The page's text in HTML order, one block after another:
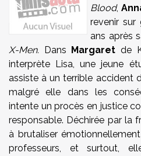
Blood,
revenir sur
ans après
X-Men. Dans Margaret de
interprète Lisa, une jeune
assiste à un terrible accident
malgré elle dans les
intente un procès en justice
responsable. Déchirée par la
à brutaliser
professeurs, et surtout,